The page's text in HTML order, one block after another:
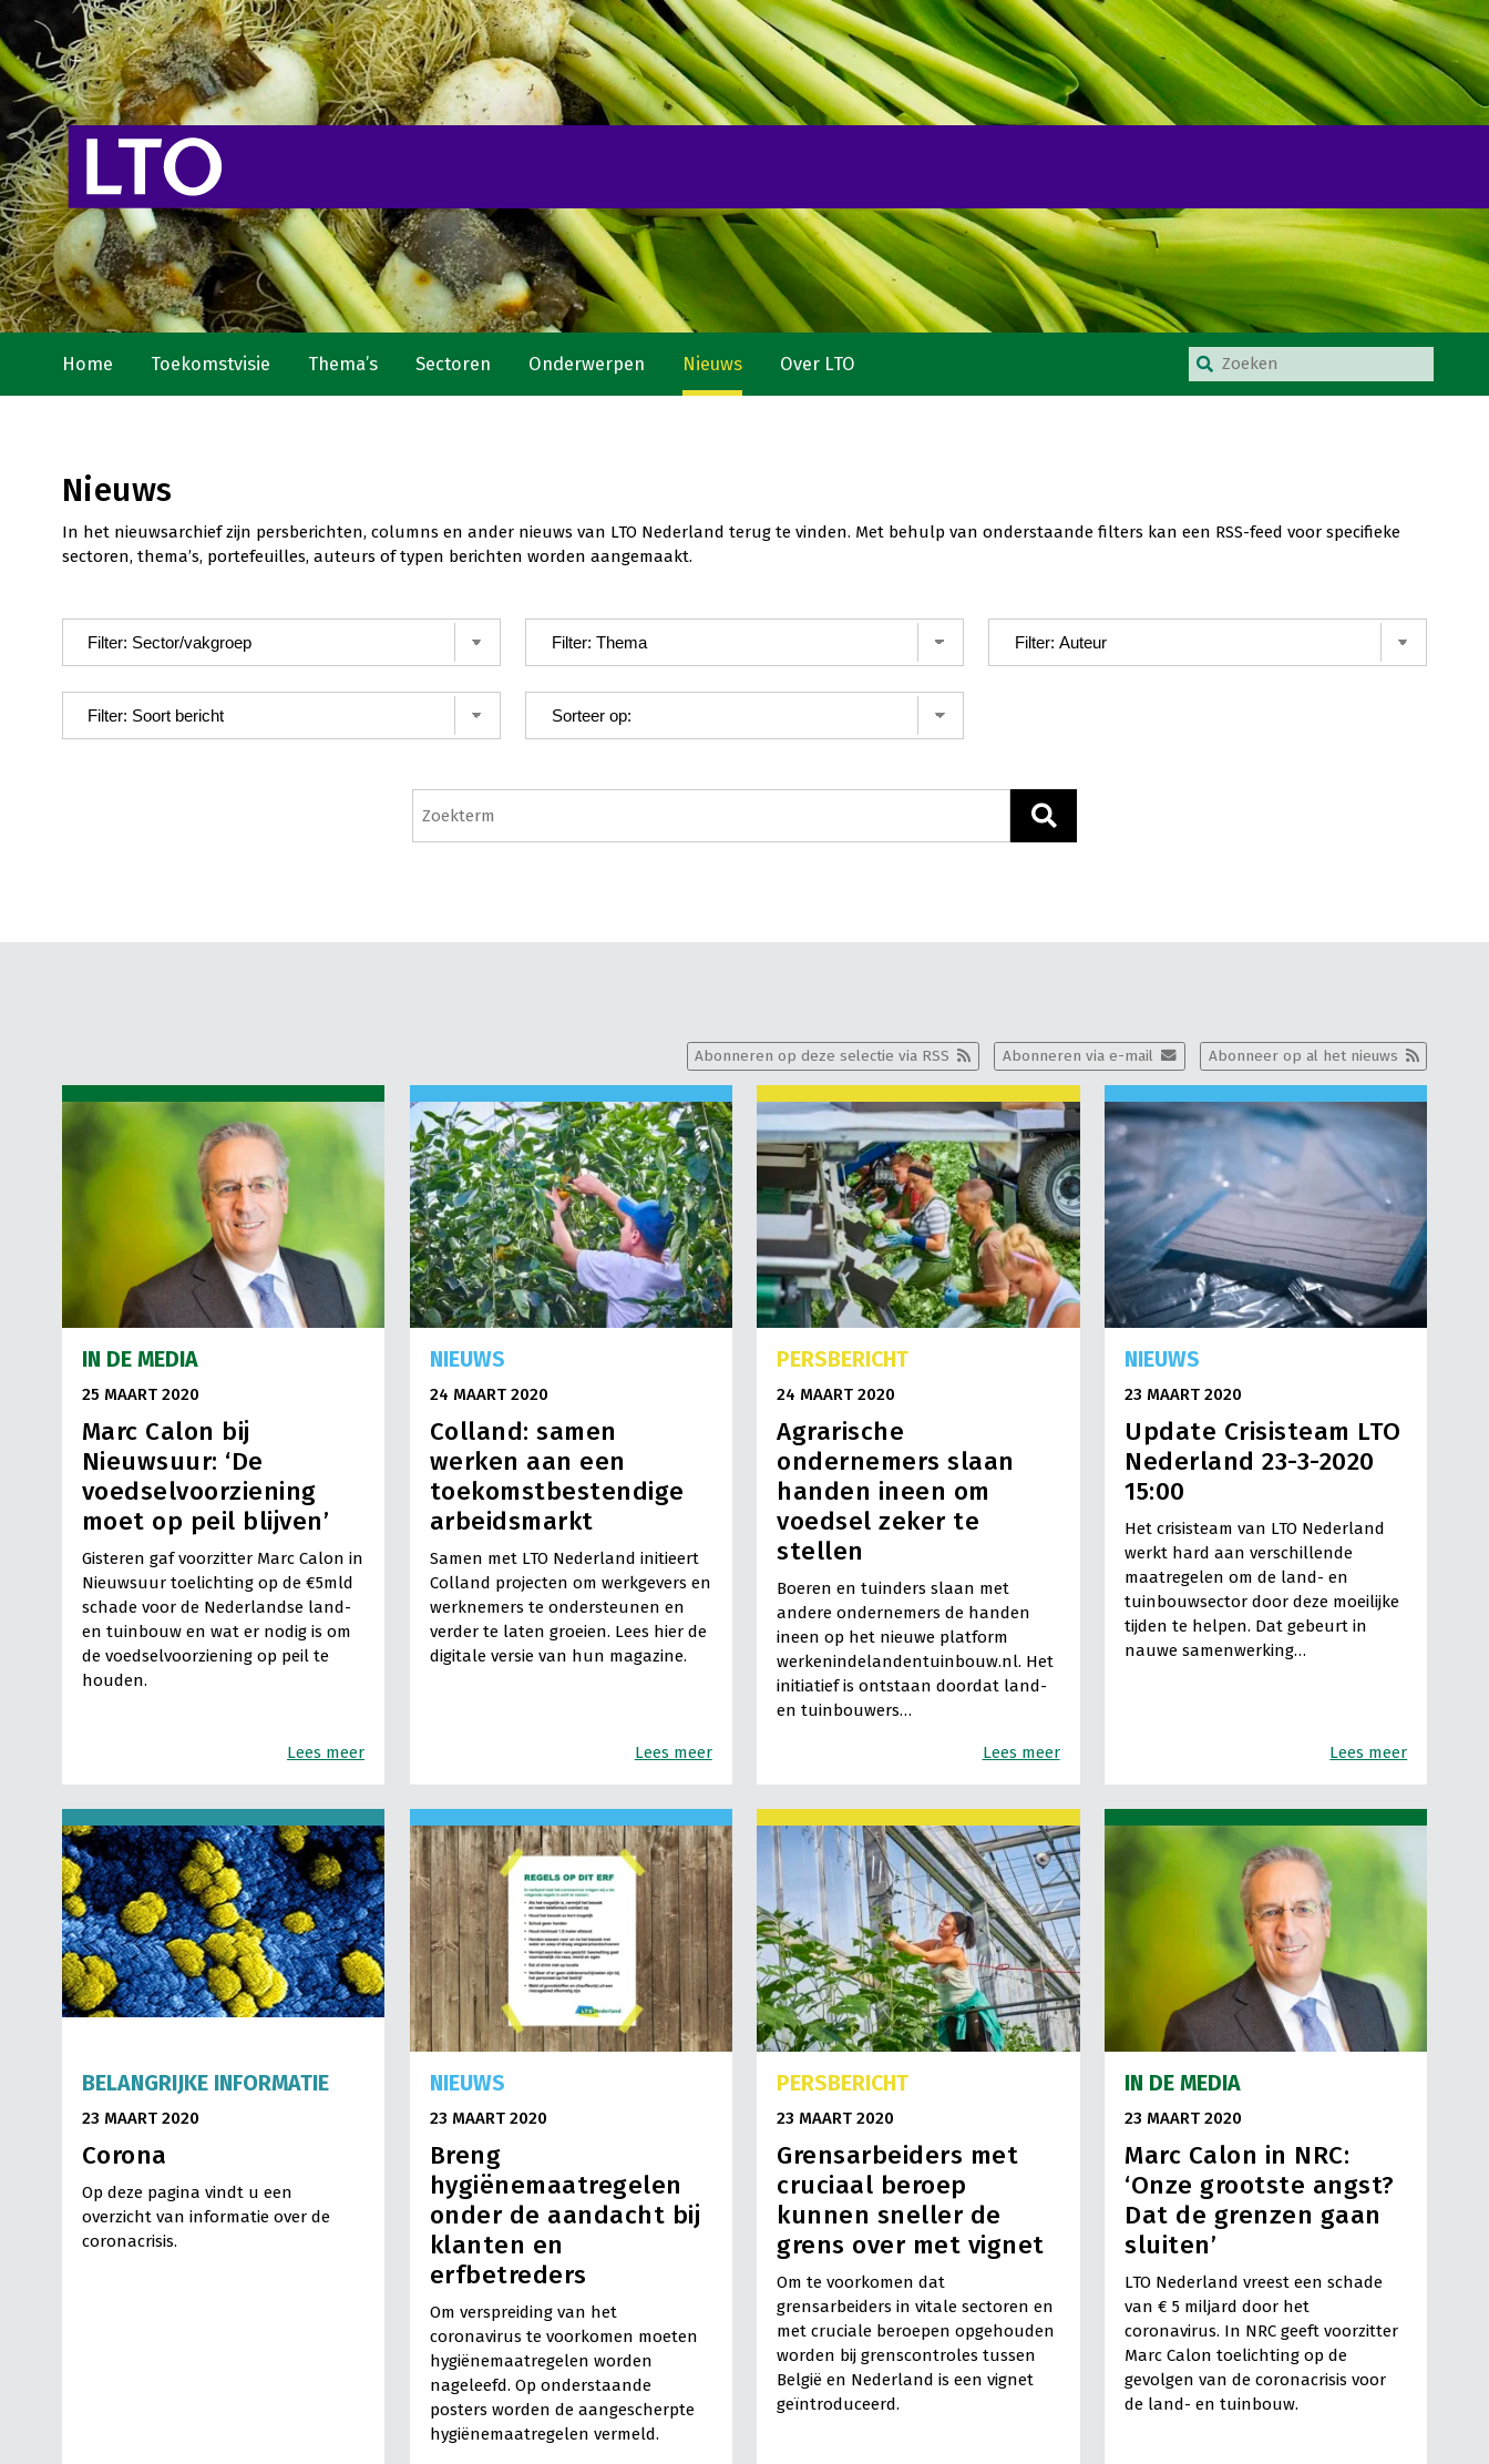
Home Toekomstvisie Thema’s Sectoren Onderwerpen Nieuws Over LTO
Nieuws
In het nieuwsarchief zijn persberichten, columns en ander nieuws van LTO Nederland terug te vinden. Met behulp van onderstaande filters kan een RSS-feed voor specifieke
sectoren, thema’s, portefeuilles, auteurs of typen berichten worden aangemaakt.
Abonneer op al het nieuws
Abonneren via e-mail
Abonneren op deze selectie via RSS
IN DE MEDIA
25 MAART 2020
Marc Calon bij
Nieuwsuur: ‘De
voedselvoorziening
moet op peil blijven’
Gisteren gaf voorzitter Marc Calon in
Nieuwsuur toelichting op de €5mld
schade voor de Nederlandse land-
en tuinbouw en wat er nodig is om
de voedselvoorziening op peil te
houden.
Lees meer
NIEUWS
24 MAART 2020
Colland: samen
werken aan een
toekomstbestendige
arbeidsmarkt
Samen met LTO Nederland initieert
Colland projecten om werkgevers en
werknemers te ondersteunen en
verder te laten groeien. Lees hier de
digitale versie van hun magazine.
Lees meer
PERSBERICHT
24 MAART 2020
Agrarische
ondernemers slaan
handen ineen om
voedsel zeker te
stellen
Boeren en tuinders slaan met
andere ondernemers de handen
ineen op het nieuwe platform
werkenindelandentuinbouw.nl. Het
initiatief is ontstaan doordat land-
en tuinbouwers…
Lees meer
NIEUWS
23 MAART 2020
Update Crisisteam LTO
Nederland 23-3-2020
15:00
Het crisisteam van LTO Nederland
werkt hard aan verschillende
maatregelen om de land- en
tuinbouwsector door deze moeilijke
tijden te helpen. Dat gebeurt in
nauwe samenwerking…
Lees meer
BELANGRIJKE INFORMATIE
23 MAART 2020
Corona
Op deze pagina vindt u een
overzicht van informatie over de
coronacrisis.
NIEUWS
23 MAART 2020
Breng
hygiënemaatregelen
onder de aandacht bij
klanten en
erfbetreders
Om verspreiding van het
coronavirus te voorkomen moeten
hygiënemaatregelen worden
nageleefd. Op onderstaande
posters worden de aangescherpte
hygiënemaatregelen vermeld.
PERSBERICHT
23 MAART 2020
Grensarbeiders met
cruciaal beroep
kunnen sneller de
grens over met vignet
Om te voorkomen dat
grensarbeiders in vitale sectoren en
met cruciale beroepen opgehouden
worden bij grenscontroles tussen
België en Nederland is een vignet
geïntroduceerd.
IN DE MEDIA
23 MAART 2020
Marc Calon in NRC:
‘Onze grootste angst?
Dat de grenzen gaan
sluiten’
LTO Nederland vreest een schade
van € 5 miljard door het
coronavirus. In NRC geeft voorzitter
Marc Calon toelichting op de
gevolgen van de coronacrisis voor
de land- en tuinbouw.